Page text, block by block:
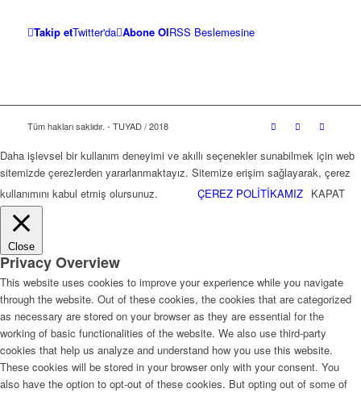
Takip etTwitter'da Abone OlRSS Beslemesine
Tüm hakları saklıdır. - TUYAD / 2018
Daha işlevsel bir kullanım deneyimi ve akıllı seçenekler sunabilmek için web
sitemizde çerezlerden yararlanmaktayız. Sitemize erişim sağlayarak, çerez
kullanımını kabul etmiş olursunuz.
ÇEREZ POLİTİKAMIZ KAPAT
Close
Privacy Overview
This website uses cookies to improve your experience while you navigate
through the website. Out of these cookies, the cookies that are categorized
as necessary are stored on your browser as they are essential for the
working of basic functionalities of the website. We also use third-party
cookies that help us analyze and understand how you use this website.
These cookies will be stored in your browser only with your consent. You
also have the option to opt-out of these cookies. But opting out of some of